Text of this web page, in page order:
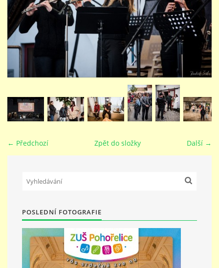
TALENTOVÉ ZKOUŠKY
STUDIJNÍ OBORY
PEDAGOGICKÝ SBOR
DOKUMENTY / KE STAŽENÍ
KURZY
KONTAKTY
PŘÍMĚSTSKÝ TÁBOR
← Předchozí Další →
Zpět do složky
POSLEDNÍ FOTOGRAFIE